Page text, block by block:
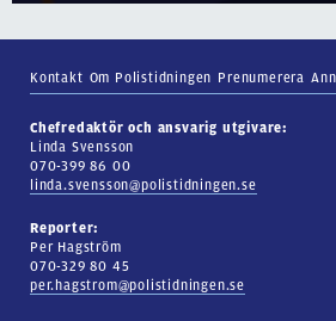
Kontakt Om Polistidningen Prenumerera
Chefredaktör och ansvarig utgivare:
Linda Svensson
070-399 86 00
linda.svensson@polistidningen.se
Reporter:
Per Hagström
070-329 80 45
per.hagstrom@polistidningen.se